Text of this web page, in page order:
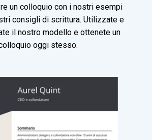
un colloquio con i nostri esempi
consigli di scrittura. Utilizzate e
il nostro modello e ottenete un
oggi stesso.